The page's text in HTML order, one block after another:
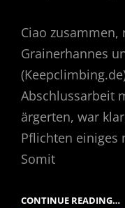
Ciao zusammen,
Grainerhannes
Abschlussarbeit
ärgerten, war
Pflichten einiges
Somit
CONTINUE READING…